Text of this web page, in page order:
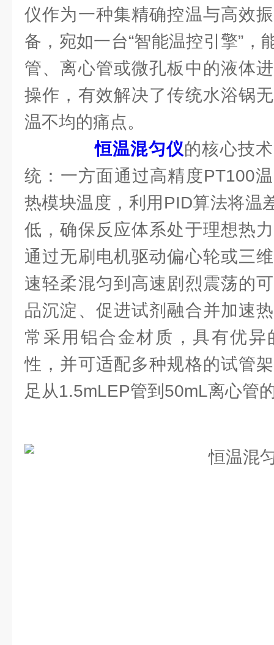
仪作为一种集精确控温与高效
备，宛如一台“智能温控引擎”，
管、离心管或微孔板中的液体
操作，有效解决了传统水浴锅
温不均的痛点。
恒温混匀仪的核心技
统：一方面通过高精度PT100
热模块温度，利用PID算法将温
低，确保反应体系处于理想热
通过无刷电机驱动偏心轮或三
速轻柔混匀到高速剧烈震荡的
品沉淀、促进试剂融合并加速
常采用铝合金材质，具有优
性，并可适配多种规格的试管
足从1.5mLEP管到50mL离心管